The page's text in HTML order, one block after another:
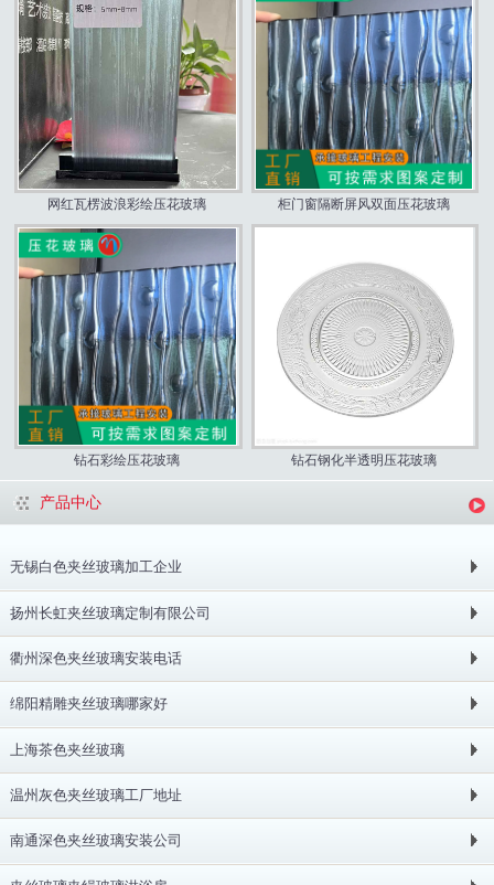
网红瓦楞波浪彩绘压花玻璃 柜门窗隔断屏风双面压花玻璃
钻石彩绘压花玻璃 钻石钢化半透明压花玻璃
产品中心
无锡白色夹丝玻璃加工企业
扬州长虹夹丝玻璃定制有限公司
衢州深色夹丝玻璃安装电话
绵阳精雕夹丝玻璃哪家好
上海茶色夹丝玻璃
温州灰色夹丝玻璃工厂地址
南通深色夹丝玻璃安装公司